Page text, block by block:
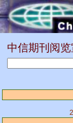
中信期刊阅览